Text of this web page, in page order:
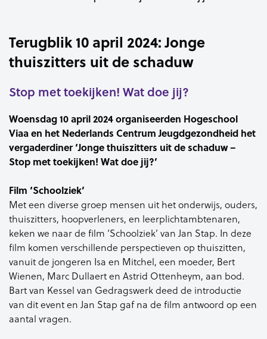
Terugblik 10 april 2024: Jonge
thuiszitters uit de schaduw
Stop met toekijken! Wat doe jij?
Woensdag 10 april 2024 organiseerden Hogeschool
Viaa en het Nederlands Centrum Jeugdgezondheid het
vergaderdiner ‘Jonge thuiszitters uit de schaduw –
Stop met toekijken! Wat doe jij?’
Film ‘Schoolziek’
Met een diverse groep mensen uit het onderwijs, ouders,
thuiszitters, hoopverleners, en leerplichtambtenaren,
keken we naar de film ‘Schoolziek’ van Jan Stap. In deze
film komen verschillende perspectieven op thuiszitten,
vanuit de jongeren Isa en Mitchel, een moeder, Bert
Wienen, Marc Dullaert en Astrid Ottenheym, aan bod.
Bart van Kessel van Gedragswerk deed de introductie
van dit event en Jan Stap gaf na de film antwoord op een
aantal vragen.